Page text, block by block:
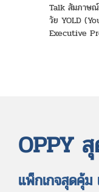
Talk สัมภาษณ์
วัย YOLD
Executive
OPPY
แพ็กเกจสุดคุ้ม